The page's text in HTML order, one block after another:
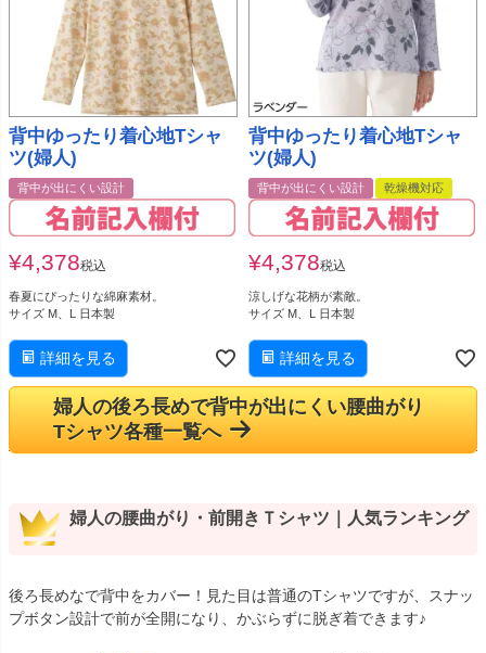
背中ゆったり着心地Tシャ
ツ(婦人)
背中が出にくい設計
¥4,378税込
春夏にぴったりな綿麻素材。
サイズ M、L 日本製
詳細を見る
背中ゆったり着心地Tシャ
ツ(婦人)
背中が出にくい設計 乾燥機対応
¥4,378税込
涼しげな花柄が素敵。
サイズ M、L 日本製
詳細を見る
婦人の後ろ長めで背中が出にくい腰曲がり
Tシャツ各種一覧へ
婦人の腰曲がり・前開きＴシャツ｜人気ランキング
後ろ長めなで背中をカバー！見た目は普通のTシャツですが、スナッ
プボタン設計で前が全開になり、かぶらずに脱ぎ着できます♪